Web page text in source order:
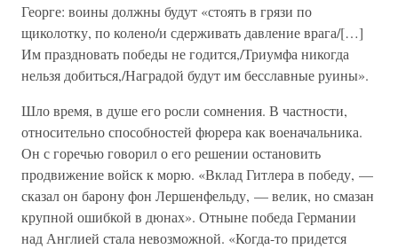
Георге: воины должны будут «стоять в грязи по
щиколотку, по колено/и сдерживать давление врага/[…]
Им праздновать победы не годится,/Триумфа никогда
нельзя добиться,/Наградой будут им бесславные руины».
Шло время, в душе его росли сомнения. В частности,
относительно способностей фюрера как военачальника.
Он с горечью говорил о его решении остановить
продвижение войск к морю. «Вклад Гитлера в победу, —
сказал он барону фон Лершенфельду, — велик, но смазан
крупной ошибкой в дюнах». Отныне победа Германии
над Англией стала невозможной. «Когда-то придется